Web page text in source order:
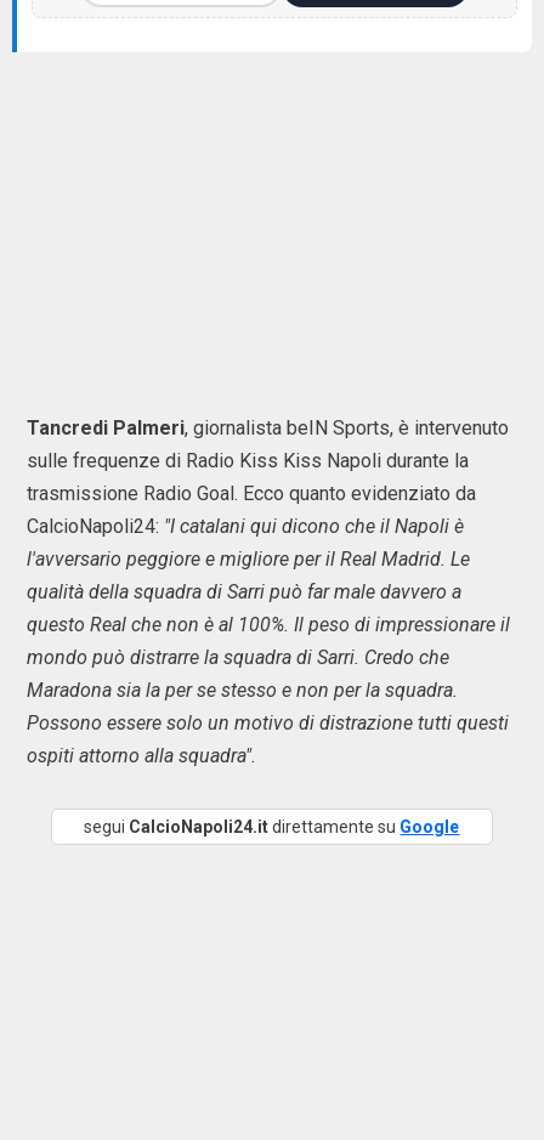
Tancredi Palmeri, giornalista beIN Sports, è intervenuto
sulle frequenze di Radio Kiss Kiss Napoli durante la
trasmissione Radio Goal. Ecco quanto evidenziato da
CalcioNapoli24: "I catalani qui dicono che il Napoli è
l'avversario peggiore e migliore per il Real Madrid. Le
qualità della squadra di Sarri può far male davvero a
questo Real che non è al 100%. Il peso di impressionare il
mondo può distrarre la squadra di Sarri. Credo che
Maradona sia la per se stesso e non per la squadra.
Possono essere solo un motivo di distrazione tutti questi
ospiti attorno alla squadra".
segui CalcioNapoli24.itdirettamente su Google